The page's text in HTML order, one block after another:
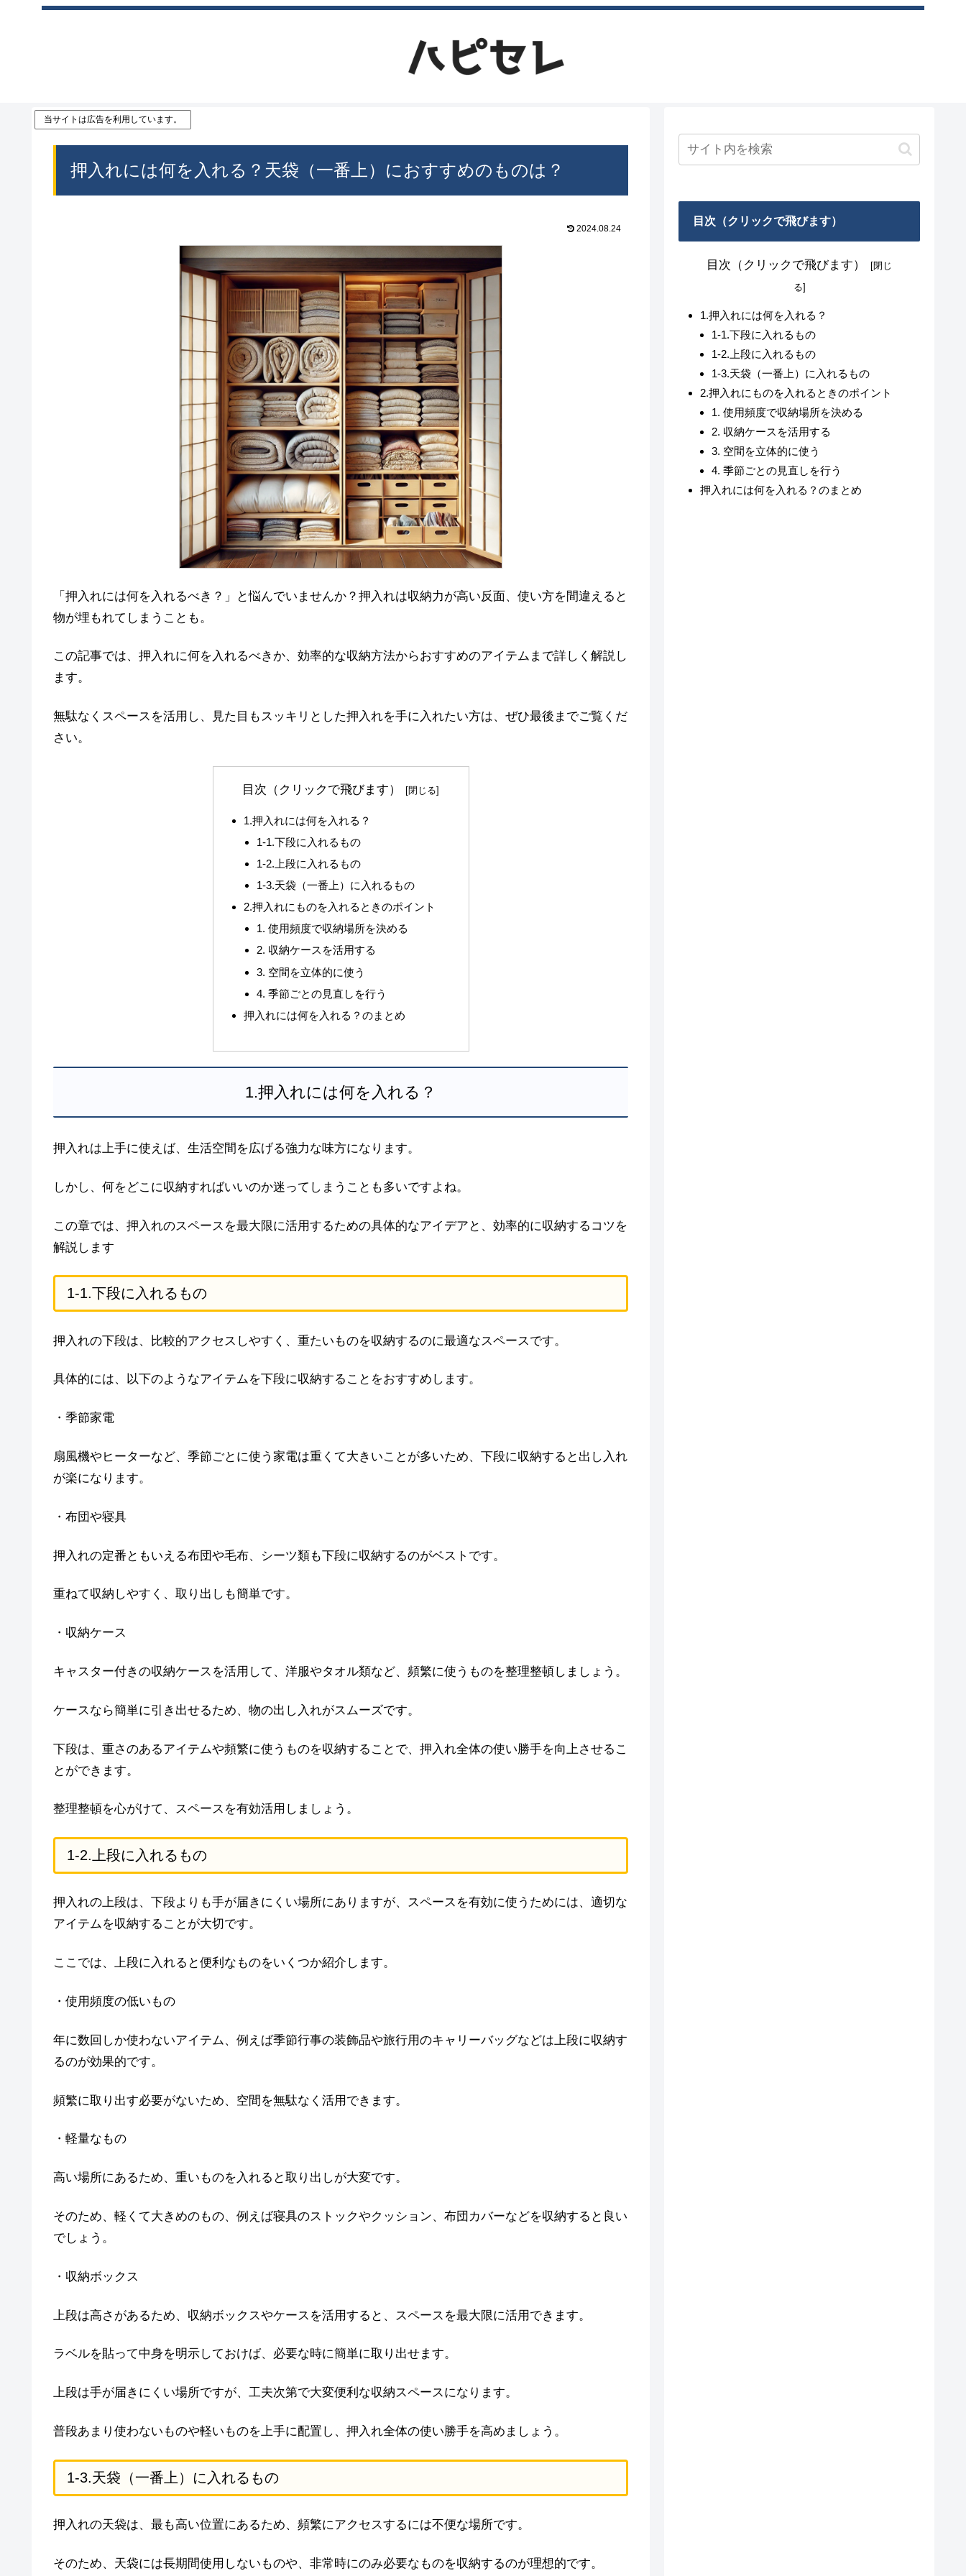
当サイトは広告を利用しています。
押入れには何を入れる？天袋（一番上）におすすめのものは？
2024.08.24
「押入れには何を入れるべき？」と悩んでいませんか？押入れは収納力が高い反面、使い方を間違えると
物が埋もれてしまうことも。
この記事では、押入れに何を入れるべきか、効率的な収納方法からおすすめのアイテムまで詳しく解説し
ます。
無駄なくスペースを活用し、見た目もスッキリとした押入れを手に入れたい方は、ぜひ最後までご覧くだ
さい。
目次（クリックで飛びます）
1.押入れには何を入れる？
1-1.下段に入れるもの
1-2.上段に入れるもの
1-3.天袋（一番上）に入れるもの
2.押入れにものを入れるときのポイント
1. 使用頻度で収納場所を決める
2. 収納ケースを活用する
3. 空間を立体的に使う
4. 季節ごとの見直しを行う
押入れには何を入れる？のまとめ
1.押入れには何を入れる？
押入れは上手に使えば、生活空間を広げる強力な味方になります。
しかし、何をどこに収納すればいいのか迷ってしまうことも多いですよね。
この章では、押入れのスペースを最大限に活用するための具体的なアイデアと、効率的に収納するコツを
解説します
1-1.下段に入れるもの
押入れの下段は、比較的アクセスしやすく、重たいものを収納するのに最適なスペースです。
具体的には、以下のようなアイテムを下段に収納することをおすすめします。
・季節家電
扇風機やヒーターなど、季節ごとに使う家電は重くて大きいことが多いため、下段に収納すると出し入れ
が楽になります。
・布団や寝具
押入れの定番ともいえる布団や毛布、シーツ類も下段に収納するのがベストです。
重ねて収納しやすく、取り出しも簡単です。
・収納ケース
キャスター付きの収納ケースを活用して、洋服やタオル類など、頻繁に使うものを整理整頓しましょう。
ケースなら簡単に引き出せるため、物の出し入れがスムーズです。
下段は、重さのあるアイテムや頻繁に使うものを収納することで、押入れ全体の使い勝手を向上させるこ
とができます。
整理整頓を心がけて、スペースを有効活用しましょう。
1-2.上段に入れるもの
押入れの上段は、下段よりも手が届きにくい場所にありますが、スペースを有効に使うためには、適切な
アイテムを収納することが大切です。
ここでは、上段に入れると便利なものをいくつか紹介します。
・使用頻度の低いもの
年に数回しか使わないアイテム、例えば季節行事の装飾品や旅行用のキャリーバッグなどは上段に収納す
るのが効果的です。
頻繁に取り出す必要がないため、空間を無駄なく活用できます。
・軽量なもの
高い場所にあるため、重いものを入れると取り出しが大変です。
そのため、軽くて大きめのもの、例えば寝具のストックやクッション、布団カバーなどを収納すると良い
でしょう。
・収納ボックス
上段は高さがあるため、収納ボックスやケースを活用すると、スペースを最大限に活用できます。
ラベルを貼って中身を明示しておけば、必要な時に簡単に取り出せます。
上段は手が届きにくい場所ですが、工夫次第で大変便利な収納スペースになります。
普段あまり使わないものや軽いものを上手に配置し、押入れ全体の使い勝手を高めましょう。
1-3.天袋（一番上）に入れるもの
押入れの天袋は、最も高い位置にあるため、頻繁にアクセスするには不便な場所です。
そのため、天袋には長期間使用しないものや、非常時にのみ必要なものを収納するのが理想的です。
目次（クリックで飛びます）
目次（クリックで飛びます）
1.押入れには何を入れる？
1-1.下段に入れるもの
1-2.上段に入れるもの
1-3.天袋（一番上）に入れるもの
2.押入れにものを入れるときのポイント
1. 使用頻度で収納場所を決める
2. 収納ケースを活用する
3. 空間を立体的に使う
4. 季節ごとの見直しを行う
押入れには何を入れる？のまとめ